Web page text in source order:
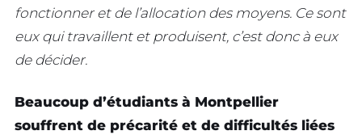
fonctionner et de l’allocation des moyens. Ce sont
eux qui travaillent et produisent, c’est donc à eux
de décider.
Beaucoup d’étudiants à Montpellier
souffrent de précarité et de difficultés liées